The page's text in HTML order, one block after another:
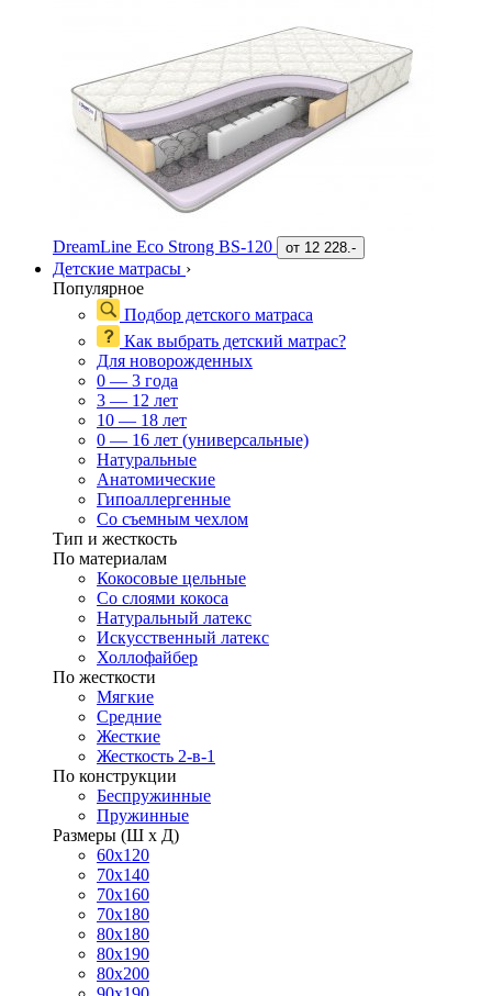
DreamLine Eco Strong BS-120 от 12 228.-
Детские матрасы ›
Популярное
Подбор детского матраса
Как выбрать детский матрас?
Для новорожденных
0 — 3 года
3 — 12 лет
10 — 18 лет
0 — 16 лет (универсальные)
Натуральные
Анатомические
Гипоаллергенные
Со съемным чехлом
Тип и жесткость
По материалам
Кокосовые цельные
Со слоями кокоса
Натуральный латекс
Искусственный латекс
Холлофайбер
По жесткости
Мягкие
Средние
Жесткие
Жесткость 2-в-1
По конструкции
Беспружинные
Пружинные
Размеры (Ш х Д)
60х120
70х140
70х160
70х180
80х180
80х190
80х200